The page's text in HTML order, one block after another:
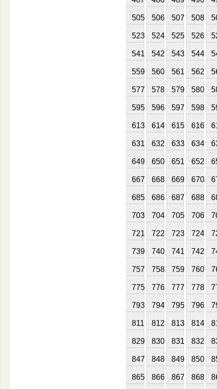
505 506 507 508
523 524 525 526
541 542 543 544
559 560 561 562
577 578 579 580
595 596 597 598
613 614 615 616
631 632 633 634
649 650 651 652
667 668 669 670
685 686 687 688
703 704 705 706
721 722 723 724
739 740 741 742
757 758 759 760
775 776 777 778
793 794 795 796
811 812 813 814
829 830 831 832
847 848 849 850
865 866 867 868